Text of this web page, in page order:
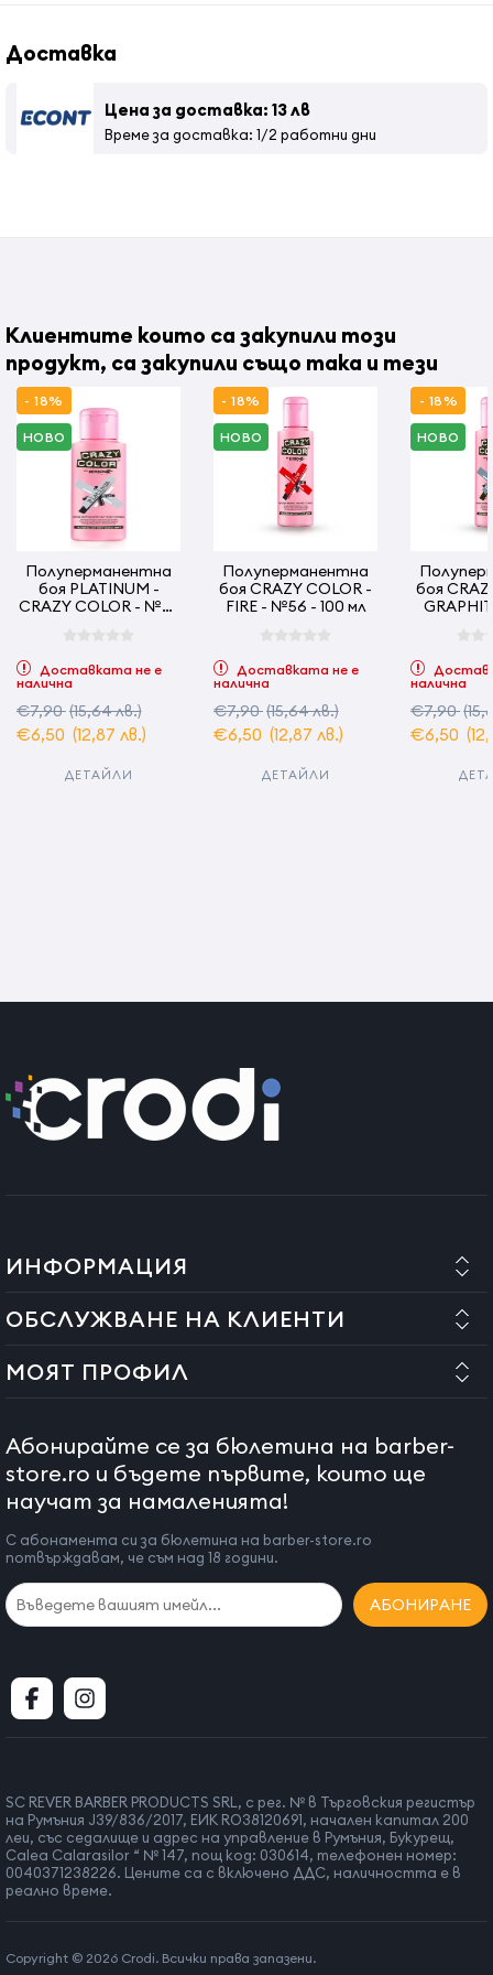
Доставка
Цена за доставка: 13 лв
Време за доставка: 1/2 работни дни
Клиентите които са закупили този
продукт, са закупили също така и тези
- 18%
НОВО
Полуперманентна
боя PLATINUM -
CRAZY COLOR - №28
Доставката не е
налична
€7,90(15,64 лв.)
€6,50 (12,87 лв.)
ДЕТАЙЛИ
- 18%
НОВО
Полуперманентна
боя CRAZY COLOR -
FIRE - №56 - 100 мл
Доставката не е
налична
€7,90(15,64 лв.)
€6,50 (12,87 лв.)
ДЕТАЙЛИ
- 18%
НОВО
боя
налична
€7,90
€6,50
ИНФОРМАЦИЯ
ОБСЛУЖВАНЕ НА КЛИЕНТИ
МОЯТ ПРОФИЛ
Абонирайте се за бюлетина на barber-
store.ro и бъдете първите, които ще
научат за намаленията!
С абонамента си за бюлетина на barber-store.ro
потвърждавам, че съм над 18 години.
АБОНИРАНЕ
SC REVER BARBER PRODUCTS SRL, с рег. № в Търговския регистър
на Румъния J39/836/2017, ЕИК RO38120691, начален капитал 200
леи, със седалище и адрес на управление в Румъния, Букурещ,
Calea Calarasilor “ № 147, пощ код: 030614, телефонен номер:
0040371238226. Цените са с включено ДДС, наличността е в
реално време.
Copyright © 2026 Crodi. Всички права запазени.